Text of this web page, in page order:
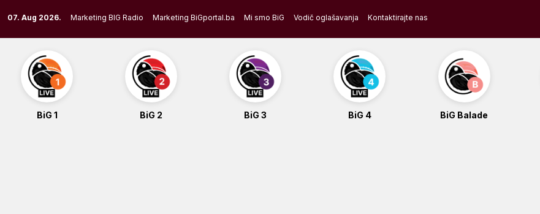
to
content
07. Aug 2026. Marketing BIG Radio Marketing BiGportal.ba Mi smo BiG Vodič oglašavanja Kontaktirajte nas
BiG 1 BiG 2 BiG 3 BiG 4 BiG Balade